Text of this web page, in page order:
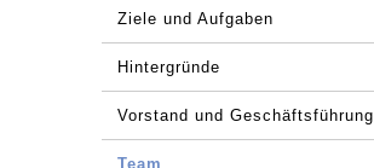
Ziele und Aufgaben
Hintergründe
Vorstand und Geschäftsführung
Team